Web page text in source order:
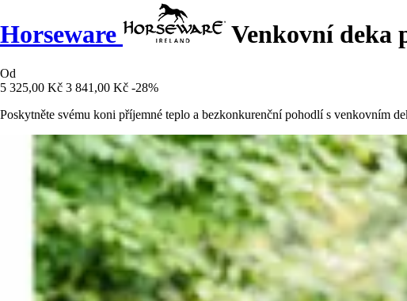
Horseware Venkovní deka
Od
5 325,00 Kč 3 841,00 Kč -28%
Poskytněte svému koni příjemné teplo a bezkonkurenční pohodlí s venkovním